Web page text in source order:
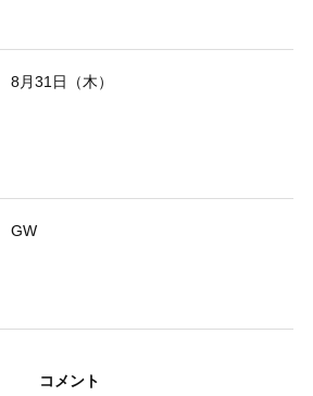
8月31日（木）
GW
コメント